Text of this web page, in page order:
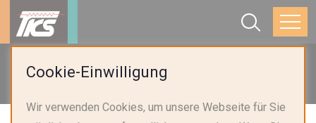
PTC-Heizer in Automobilen
Cookie-Einwilligung
Wir verwenden Cookies, um unsere Webseite für Sie